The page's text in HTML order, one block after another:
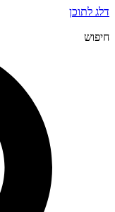
דלג לתוכן
חיפוש